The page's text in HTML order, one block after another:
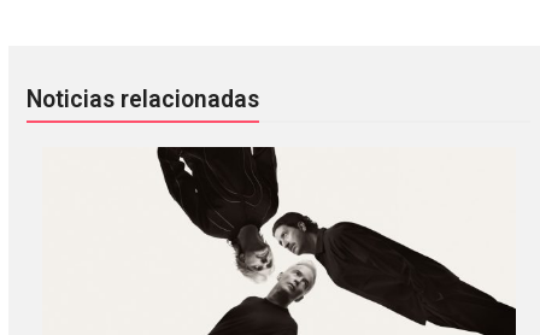
Noticias relacionadas